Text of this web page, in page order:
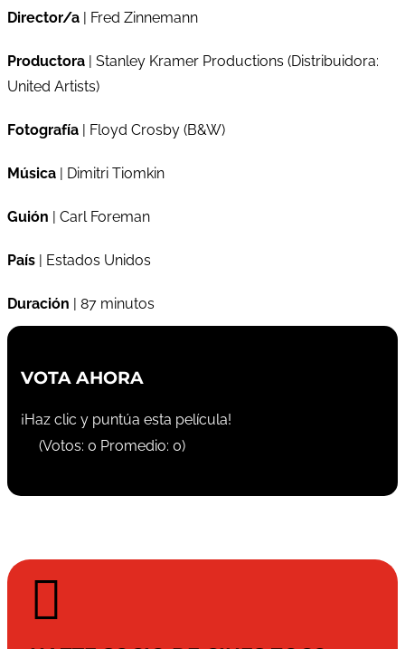
Director/a | Fred Zinnemann
Productora | Stanley Kramer Productions (Distribuidora:
United Artists)
Fotografía | Floyd Crosby (B&W)
Música | Dimitri Tiomkin
Guión | Carl Foreman
País | Estados Unidos
Duración | 87 minutos
VOTA AHORA
¡Haz clic y puntúa esta película!
(Votos: 0 Promedio: 0)
